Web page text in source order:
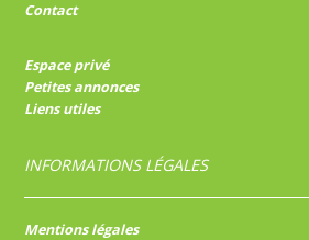
Contact
Espace privé
Petites annonces
Liens utiles
INFORMATIONS LÉGALES
Mentions légales